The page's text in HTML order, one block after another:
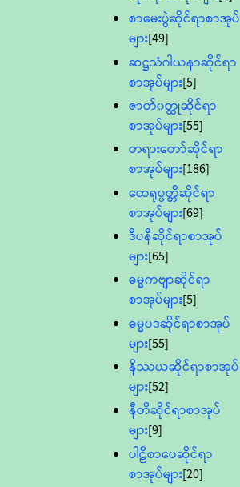
စာမေးပွဲဆိုင်ရာစာအုပ်
များ[49]
ဆဋ္ဌသံဂါယနာဆိုင်ရာ
စာအုပ်များ[5]
ဇာတ်၀တ္ထုဆိုင်ရာ
စာအုပ်များ[55]
တရားတော်ဆိုင်ရာ
စာအုပ်များ[186]
ထေရုပ္ပတ္တိဆိုင်ရာ
စာအုပ်များ[69]
ဒီပနီဆိုင်ရာစာအုပ်
များ[65]
ဓမ္မကဗျာဆိုင်ရာ
စာအုပ်များ[5]
ဓမ္မပဒဆိုင်ရာစာအုပ်
များ[55]
နိဿယဆိုင်ရာစာအုပ်
များ[52]
နီတိဆိုင်ရာစာအုပ်
များ[9]
ပါဠိစာပေဆိုင်ရာ
စာအုပ်များ[20]